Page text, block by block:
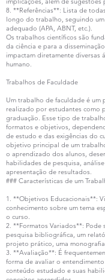
8. **Referências**: Lista de
longo do trabalho, seguindo
adequado (APA, ABNT, etc.).
Os trabalhos científicos são
da ciência e para a
impactam diretamente diversas
humano.
Trabalhos de Faculdade
Um trabalho de faculdade é um
realizado por estudantes como
graduação. Esse tipo de
formatos e objetivos,
de estudo e das exigências do
objetivo principal de um
o aprendizado dos alunos,
habilidades de pesquisa,
apresentação de resultados.
### Características de um
1. **Objetivos Educacionais**:
conhecimento sobre um tema
o curso.
2. **Formatos Variados**: Pode
pesquisa bibliográfica, um
projeto prático, uma
3. **Avaliação**: É
forma de avaliar o
conteúdo estudado e suas